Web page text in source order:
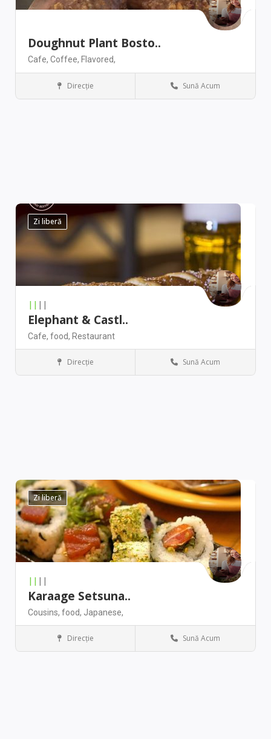
Doughnut Plant Bosto..
Cafe, Coffee, Flavored,
Restaurant Boston
Direcţie Sună Acum
Zi liberă
|| ||
Elephant & Castl..
Cafe, food, Restaurant
Restaurant Chicago
Direcţie Sună Acum
Zi liberă
|| ||
Karaage Setsuna..
Cousins, food, Japanese,
Seattle
Direcţie Sună Acum